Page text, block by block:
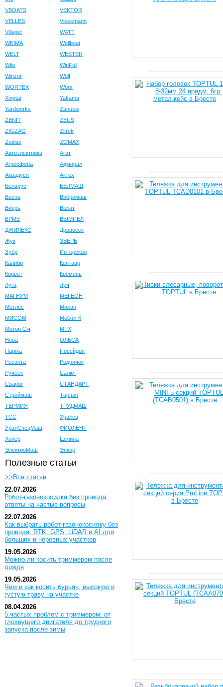
VBOATS
VEKTOR
VELLES
Viessmann
Villager
WATT
WEIMA
Wellboat
WELT
WESTER
Wilo
WinFull
Winzor
Wolf
WORTEX
Worx
Xingtai
Yakama
Yardworks
Zanussi
ZENIT
ZEUS
ZIGZAG
Zitrek
Zodiac
ZOMAX
Автоэлектрика
Агат
Агросфера
Адмирал
Аквадуся
Актех
Беларус
БЕЛМАШ
Весна
Вибромаш
Вихрь
Волат
ВРМЗ
ВЫМПЕЛ
ДЖИЛЕКС
Дровосек
Жук
ЗВЕРЬ
Зубр
Интерскол
Калибр
Кентавр
Корвет
Кремень
Луга
Луч
МАГНУМ
МЕГЕОН
Метлес
Милан
МИСОМ
Мобил-К
Мотор Сiч
МТХ
Нева
ОЛЬСА
Парма
Посейдон
Ресанта
Родничок
Ручеек
Салют
Сварог
СТАНДАРТ
Строймаш
Тарпан
ТЕРМИЯ
ТРУДМАШ
ТСС
Уралец
УралСпецМаш
ФИОЛЕНТ
Хопер
Целина
ЭлектроМаш
Энкор
Полезные статьи
>>Все статьи
22.07.2026
Робот-газонокосилка без провода:
ответы на частые вопросы
22.07.2026
Как выбрать робот-газонокосилку без
провода: RTK, GPS, LiDAR и AI для
больших и неровных участков
19.05.2026
Можно ли косить триммером после
дождя
19.05.2026
Чем и как косить бурьян, высокую и
густую траву на участке
08.04.2026
5 частых проблем с триммером: от
глохнущего двигателя до трудного
запуска после зимы